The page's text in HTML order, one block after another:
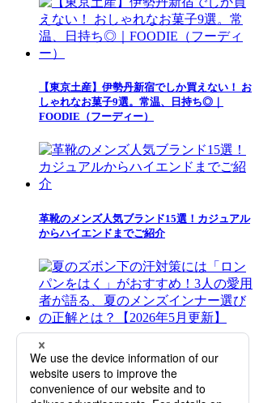
【東京土産】伊勢丹新宿でしか買えない！ お
しゃれなお菓子9選。常温、日持ち◎｜
FOODIE（フーディー）
革靴のメンズ人気ブランド15選！カジュアル
からハイエンドまでご紹介
夏のズボン下の汗対策には「ロンパンをは
く」がおすすめ！3人の愛用者が語る、夏の
メンズインナー選びの正解とは？【2026年5
月更新】